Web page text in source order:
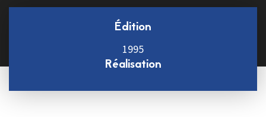
Édition
1995
Réalisation